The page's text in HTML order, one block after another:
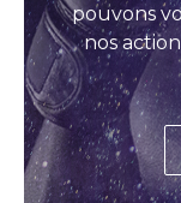
pouvons
nos